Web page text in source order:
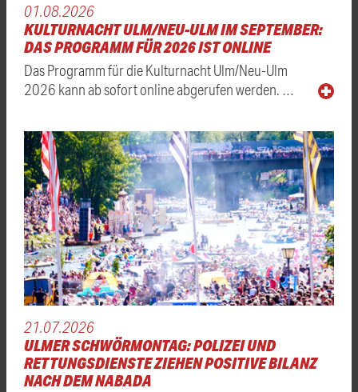
01.08.2026
KULTURNACHT ULM/NEU-ULM IM SEPTEMBER:
DAS PROGRAMM FÜR 2026 IST ONLINE
Das Programm für die Kulturnacht Ulm/Neu-Ulm
2026 kann ab sofort online abgerufen werden. …
21.07.2026
ULMER SCHWÖRMONTAG: POLIZEI UND
RETTUNGSDIENSTE ZIEHEN POSITIVE BILANZ
NACH DEM NABADA